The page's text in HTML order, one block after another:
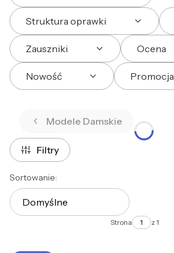
Struktura oprawki
Zauszniki Ocena
Nowość Promocja
Modele Damskie
Filtry
Lista produktów
Sortowanie:
Domyślne
Strona z 1